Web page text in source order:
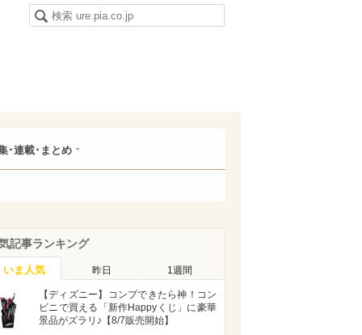
･連載･まとめ
記事ランキング
いま人気 昨日 1週間
【ディズニー】コンプできたら神！コン
ビニで買える「新作Happyくじ」に豪華
景品がズラリ♪【8/7販売開始】